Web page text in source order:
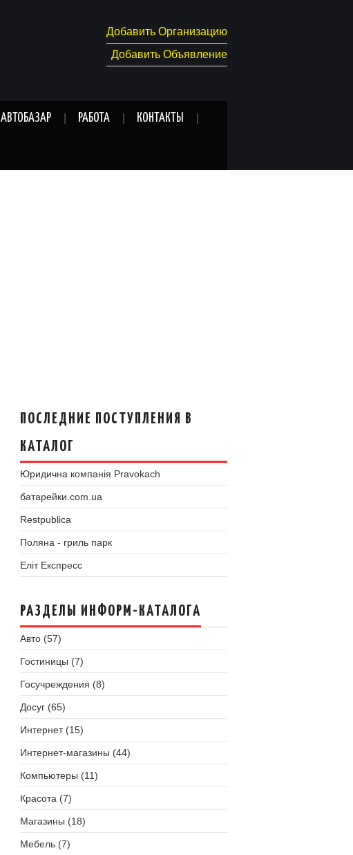
Добавить Организацию
Добавить Объявление
АВТОБАЗАР РАБОТА КОНТАКТЫ
ПОСЛЕДНИЕ ПОСТУПЛЕНИЯ В
КАТАЛОГ
Юридична компанія Pravokach
батарейки.com.ua
Restpublica
Поляна - гриль парк
Еліт Експресс
РАЗДЕЛЫ ИНФОРМ-КАТАЛОГА
Авто (57)
Гостиницы (7)
Госучреждения (8)
Досуг (65)
Интернет (15)
Интернет-магазины (44)
Компьютеры (11)
Красота (7)
Магазины (18)
Мебель (7)